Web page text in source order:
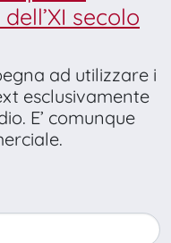
secolo
ad utilizzare i
esclusivamente
E’ comunque